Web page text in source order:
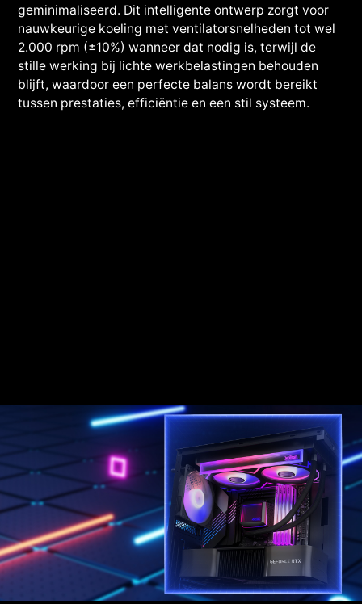
geminimaliseerd. Dit intelligente ontwerp zorgt voor
nauwkeurige koeling met ventilatorsnelheden tot wel
2.000 rpm (±10%) wanneer dat nodig is, terwijl de
stille werking bij lichte werkbelastingen behouden
blijft, waardoor een perfecte balans wordt bereikt
tussen prestaties, efficiëntie en een stil systeem.